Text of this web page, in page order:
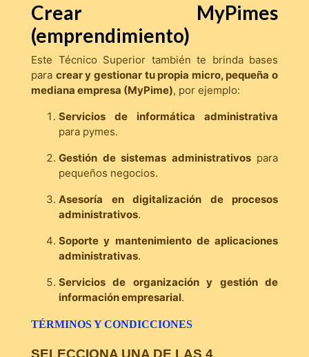
Crear MyPimes
(emprendimiento)
Este Técnico Superior también te brinda bases
para crear y gestionar tu propia micro, pequeña o
mediana empresa (MyPime), por ejemplo:
Servicios de informática administrativa
para pymes.
Gestión de sistemas administrativospara
pequeños negocios.
Asesoría en digitalización de procesos
administrativos.
Soporte y mantenimiento de aplicaciones
administrativas.
Servicios de organización y gestión de
información empresarial.
TÉRMINOS Y CONDICCIONES